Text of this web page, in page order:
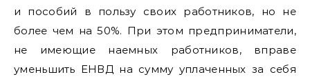
и пособий в пользу своих работников, но не
более чем на 50%. При этом предприниматели,
не имеющие наемных работников, вправе
уменьшить ЕНВД на сумму уплаченных за себя